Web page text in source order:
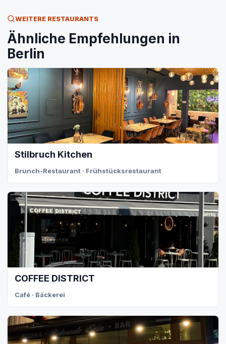
WEITERE RESTAURANTS
Ähnliche Empfehlungen in
Berlin
Stilbruch Kitchen
Brunch-Restaurant · Frühstücksrestaurant
COFFEE DISTRICT
Café · Bäckerei